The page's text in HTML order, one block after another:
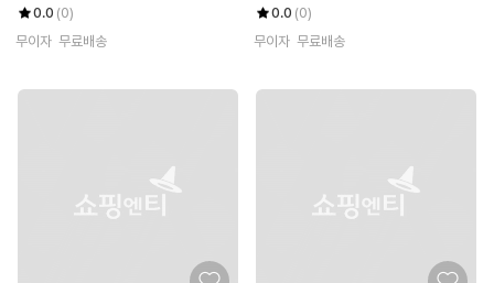
0.0 (0)
무이자 무료배송
0.0 (0)
무이자 무료배송